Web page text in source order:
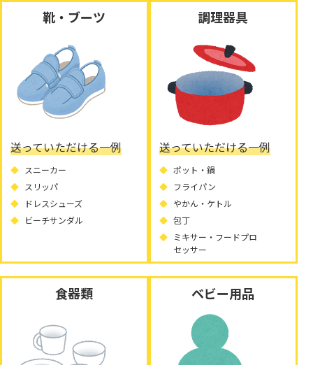
靴・ブーツ
送っていただける一例
スニーカー
スリッパ
ドレスシューズ
ビーチサンダル
調理器具
送っていただける一例
ポット・鍋
フライパン
やかん・ケトル
包丁
ミキサー・フードプロ
セッサー
食器類 ベビー用品